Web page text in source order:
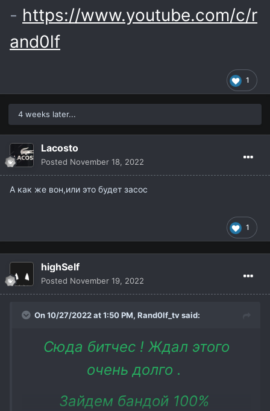
1
- https://www.youtube.com/c/r
and0lf
4 weeks later...
Lacosto
Posted November 18, 2022
А как же вон,или это будет засос
1
highSelf
Posted November 19, 2022
On 10/27/2022 at 1:50 PM, Rand0lf_tvsaid:
Сюда битчес ! Ждал этого
очень долго .
Зайдем бандой 100%